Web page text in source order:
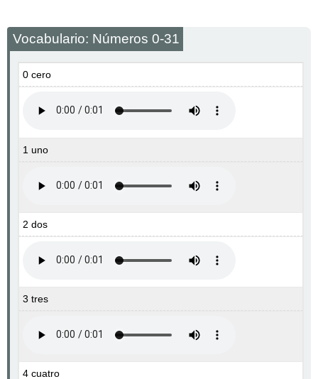
Vocabulario: Números 0-31
0 cero
1 uno
2 dos
3 tres
4 cuatro